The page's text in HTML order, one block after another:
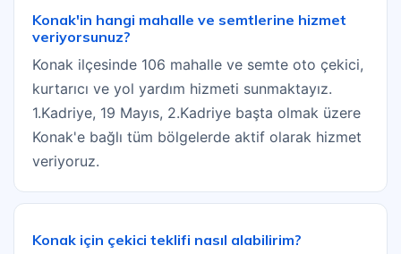
Konak'in hangi mahalle ve semtlerine hizmet
veriyorsunuz?
Konak ilçesinde 106 mahalle ve semte oto çekici,
kurtarıcı ve yol yardım hizmeti sunmaktayız.
1.Kadriye, 19 Mayıs, 2.Kadriye başta olmak üzere
Konak'e bağlı tüm bölgelerde aktif olarak hizmet
veriyoruz.
Konak için çekici teklifi nasıl alabilirim?